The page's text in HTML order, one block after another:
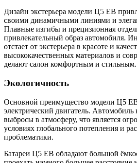
Дизайн экстерьера модели Ц5 ЕВ
своими динамичными линиями и
Плавные изгибы и прецизионная
привлекательный образ автомобиля.
отстает от экстерьера в красоте и
высококачественных материалов и
делают салон комфортным и стильным.
Экологичность
Основной преимущество модели Ц5
электрический двигатель.
выбросы в атмосферу, что является
условиях глобального потепления и
проблематики.
Батареи Ц5 ЕВ обладают большой